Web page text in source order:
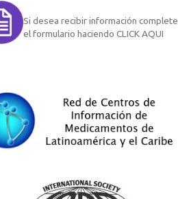
Si desea recibir información complete
el formulario haciendo CLICK AQUI